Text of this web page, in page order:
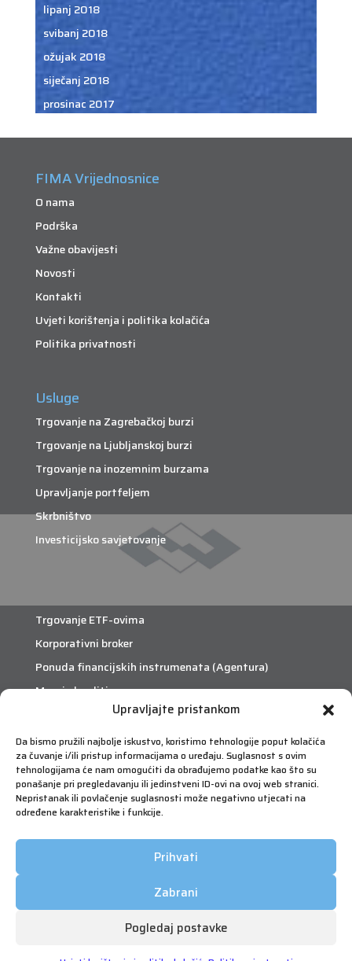
Upravljajte pristankom
Da bismo pružili najbolje iskustvo, koristimo tehnologije poput kolačića
za čuvanje i/ili pristup informacijama o uređaju. Suglasnost s ovim
tehnologijama će nam omogućiti da obrađujemo podatke kao što su
ponašanje pri pregledavanju ili jedinstveni ID-ovi na ovoj web stranici.
Nepristanak ili povlačenje suglasnosti može negativno utjecati na
određene karakteristike i funkcije.
Prihvati
Zabrani
Pogledaj postavke
lipanj 2018
svibanj 2018
ožujak 2018
siječanj 2018
prosinac 2017
FIMA Vrijednosnice
O nama
Podrška
Važne obavijesti
Novosti
Kontakti
Uvjeti korištenja i politika kolačića
Politika privatnosti
Usluge
Trgovanje na Zagrebačkoj burzi
Trgovanje na Ljubljanskoj burzi
Trgovanje na inozemnim burzama
Upravljanje portfeljem
Skrbništvo
Investicijsko savjetovanje
Trgovanje ETF-ovima
Korporativni broker
Ponuda financijskih instrumenata (Agentura)
Margin krediti
eTrade
Što je eTrade?
eTrade